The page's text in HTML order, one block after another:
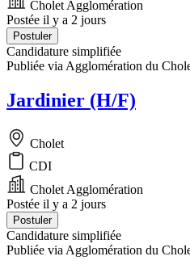
Cholet Agglomération
Postée il y a 2 jours
Postuler
Candidature simplifiée
Publiée via Agglomération du
Jardinier (H/F)
Cholet
CDI
Cholet Agglomération
Postée il y a 2 jours
Postuler
Candidature simplifiée
Publiée via Agglomération du